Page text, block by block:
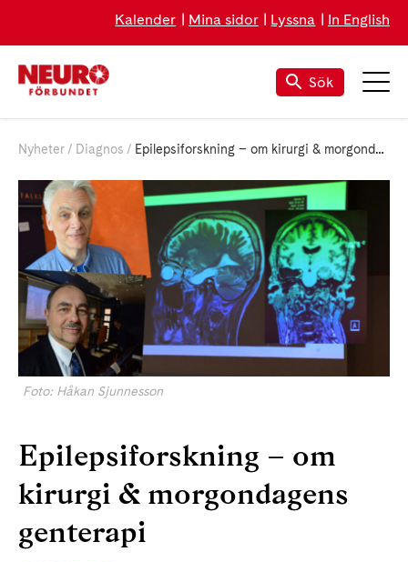
Kalender Mina sidor Lyssna In English
Sök
Nyheter Diagnos Epilepsiforskning – om kirurgi & morgondagens genterapi
Foto: Håkan Sjunnesson
Epilepsiforskning – om
kirurgi & morgondagens
genterapi